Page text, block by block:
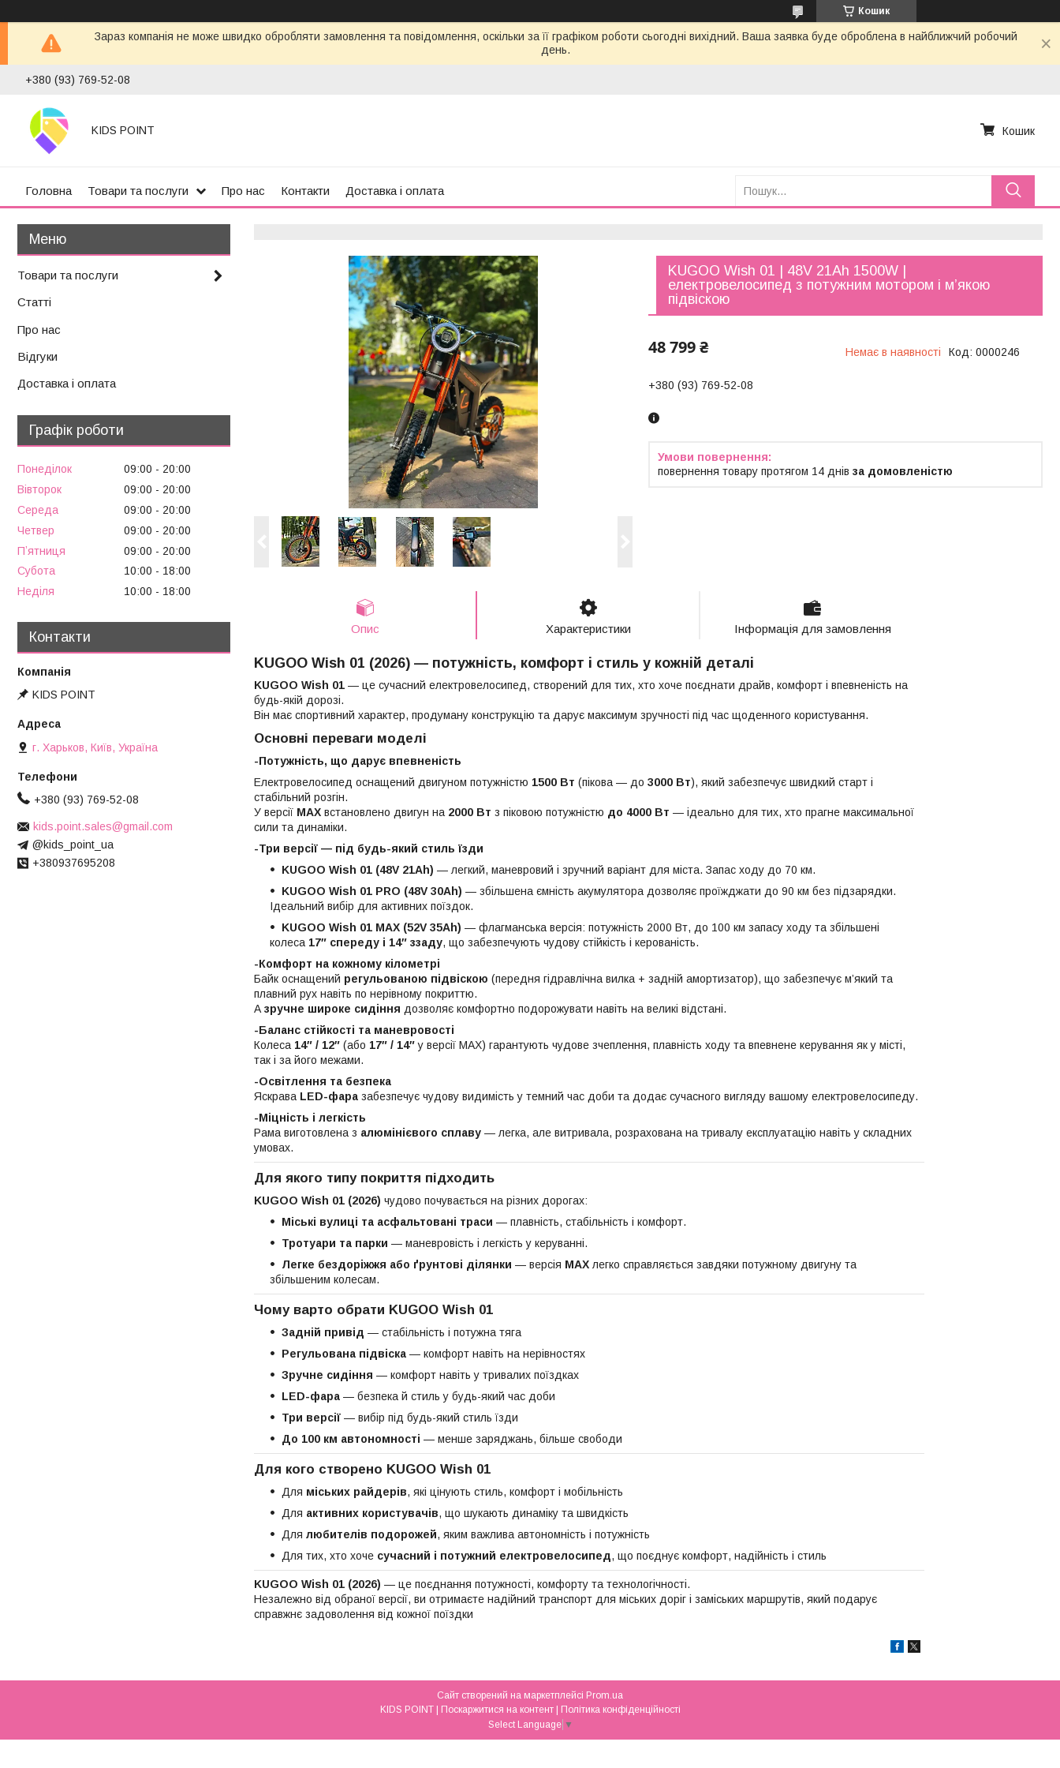
Кошик
Зараз компанія не може швидко обробляти замовлення та повідомлення, оскільки за її графіком роботи сьогодні вихідний. Ваша заявка буде оброблена в найближчий робочий
день.
+380 (93) 769-52-08
KIDS POINT Кошик
Головна Товари та послуги Про нас Контакти Доставка і оплата
KUGOO Wish 01 | 48V 21Ah 1500W |
електровелосипед з потужним мотором і м’якою
підвіскою
48 799 ₴ Немає в наявності Код: 0000246
+380 (93) 769-52-08
повернення товару протягом 14 днів за домовленістю
Опис Характеристики Інформація для замовлення
KUGOO Wish 01 (2026) — потужність, комфорт і стиль у кожній деталі
KUGOO Wish 01 — це сучасний електровелосипед, створений для тих, хто хоче поєднати драйв, комфорт і впевненість на
будь-якій дорозі.
Він має спортивний характер, продуману конструкцію та дарує максимум зручності під час щоденного користування.
Основні переваги моделі
-Потужність, що дарує впевненість
Електровелосипед оснащений двигуном потужністю 1500 Вт (пікова — до 3000 Вт), який забезпечує швидкий старт і
стабільний розгін.
У версії MAX встановлено двигун на 2000 Вт з піковою потужністю до 4000 Вт — ідеально для тих, хто прагне максимальної
сили та динаміки.
-Три версії — під будь-який стиль їзди
KUGOO Wish 01 (48V 21Ah) — легкий, маневровий і зручний варіант для міста. Запас ходу до 70 км.
KUGOO Wish 01 PRO (48V 30Ah) — збільшена ємність акумулятора дозволяє проїжджати до 90 км без підзарядки.
Ідеальний вибір для активних поїздок.
KUGOO Wish 01 MAX (52V 35Ah) — флагманська версія: потужність 2000 Вт, до 100 км запасу ходу та збільшені
колеса 17″ спереду і 14″ ззаду, що забезпечують чудову стійкість і керованість.
-Комфорт на кожному кілометрі
Байк оснащений регульованою підвіскою (передня гідравлічна вилка + задній амортизатор), що забезпечує м’який та
плавний рух навіть по нерівному покриттю.
А зручне широке сидіння дозволяє комфортно подорожувати навіть на великі відстані.
-Баланс стійкості та маневровості
Колеса 14″ / 12″ (або 17″ / 14″у версії MAX) гарантують чудове зчеплення, плавність ходу та впевнене керування як у місті,
так і за його межами.
-Освітлення та безпека
Яскрава LED-фара забезпечує чудову видимість у темний час доби та додає сучасного вигляду вашому електровелосипеду.
-Міцність і легкість
Рама виготовлена з алюмінієвого сплаву — легка, але витривала, розрахована на тривалу експлуатацію навіть у складних
умовах.
Для якого типу покриття підходить
KUGOO Wish 01 (2026) чудово почувається на різних дорогах:
Міські вулиці та асфальтовані траси — плавність, стабільність і комфорт.
Тротуари та парки — маневровість і легкість у керуванні.
Легке бездоріжжя або ґрунтові ділянки — версія MAX легко справляється завдяки потужному двигуну та
збільшеним колесам.
Чому варто обрати KUGOO Wish 01
Задній привід — стабільність і потужна тяга
Регульована підвіска — комфорт навіть на нерівностях
Зручне сидіння — комфорт навіть у тривалих поїздках
LED-фара — безпека й стиль у будь-який час доби
Три версії — вибір під будь-який стиль їзди
До 100 км автономності — менше заряджань, більше свободи
Для кого створено KUGOO Wish 01
Для міських райдерів, які цінують стиль, комфорт і мобільність
Для активних користувачів, що шукають динаміку та швидкість
Для любителів подорожей, яким важлива автономність і потужність
Для тих, хто хоче сучасний і потужний електровелосипед, що поєднує комфорт, надійність і стиль
KUGOO Wish 01 (2026) — це поєднання потужності, комфорту та технологічності.
Незалежно від обраної версії, ви отримаєте надійний транспорт для міських доріг і заміських маршрутів, який подарує
справжнє задоволення від кожної поїздки
Товари та послуги
Статті
Про нас
Відгуки
Доставка і оплата
Графік роботи
Понеділок 09:00
20:00
Вівторок
09:00
20:00
Середа
09:00
20:00
Четвер
09:00
20:00
Пʼятниця
09:00
20:00
Субота
10:00
18:00
Неділя
10:00 18:00
Контакти
KIDS POINT
г. Харьков, Київ, Україна
+380 (93) 769-52-08
kids.point.sales@gmail.com
@kids_point_ua
+380937695208
Сайт створений на маркетплейсі Prom.ua
Поскаржитися на контент
Політика конфіденційності
Select Language ▼